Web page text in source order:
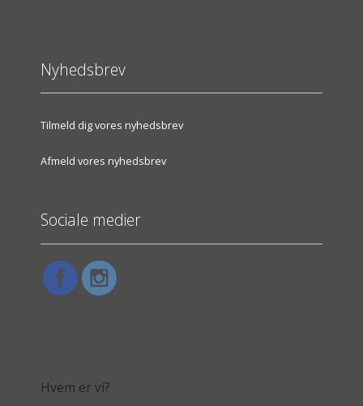
Nyhedsbrev
Tilmeld dig vores nyhedsbrev
Afmeld vores nyhedsbrev
Sociale medier
Hvem er vi?